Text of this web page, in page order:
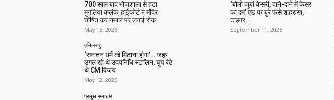
700 साल बाद भोजशाला से हटा
मुगलिया कलंक, हाईकोर्ट ने मंदिर
घोषित कर नमाज पर लगाई रोक
May 15, 2026
तमिलनाडु
‘सनातन धर्म को मिटाना होगा’… जहर
उगल रहे थे उदयनिधि स्टालिन, चुप बैठे
थे CM विजय
May 12, 2026
प्रमुख समाचार‎
‘बोलो जुबां केसरी, दाने-दाने में केसर
का दम’ एड पर बुरे फंसे शाहरुख,
टाइगर...
September 11, 2025